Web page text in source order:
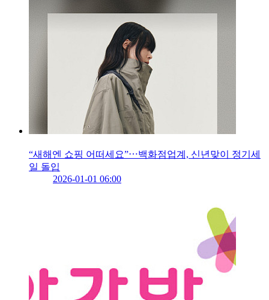
“새해엔 쇼핑 어떠세요”⋯백화점업계, 신년맞이 정기세
일 돌입
2026-01-01 06:00